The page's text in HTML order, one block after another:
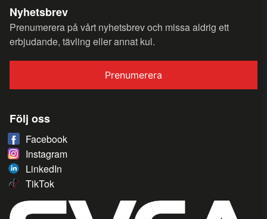
Nyhetsbrev
Prenumerera på vårt nyhetsbrev och missa aldrig ett
erbjudande, tävling eller annat kul.
Prenumerera
Följ oss
Facebook
Instagram
LinkedIn
TikTok